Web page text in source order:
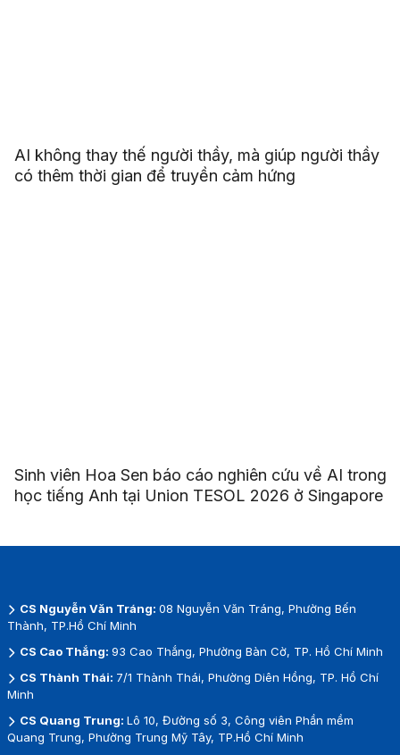
AI không thay thế người thầy, mà giúp người thầy
có thêm thời gian để truyền cảm hứng
Sinh viên Hoa Sen báo cáo nghiên cứu về AI trong
học tiếng Anh tại Union TESOL 2026 ở Singapore
CS Nguyễn Văn Tráng: 08 Nguyễn Văn Tráng, Phường Bến
Thành, TP.Hồ Chí Minh
CS Cao Thắng: 93 Cao Thắng, Phường Bàn Cờ, TP. Hồ Chí Minh
CS Thành Thái: 7/1 Thành Thái, Phường Diên Hồng, TP. Hồ Chí
Minh
CS Quang Trung: Lô 10, Đường số 3, Công viên Phần mềm
Quang Trung, Phường Trung Mỹ Tây, TP.Hồ Chí Minh